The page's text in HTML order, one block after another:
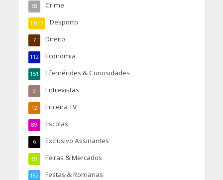
Crime
68
Desporto
1.017
Direito
7
Economia
112
Efemérides & Curiosidades
151
Entrevistas
9
Ericeira TV
12
Escolas
89
Exclusivo Assinantes
6
Feiras & Mercados
69
Festas & Romarias
182